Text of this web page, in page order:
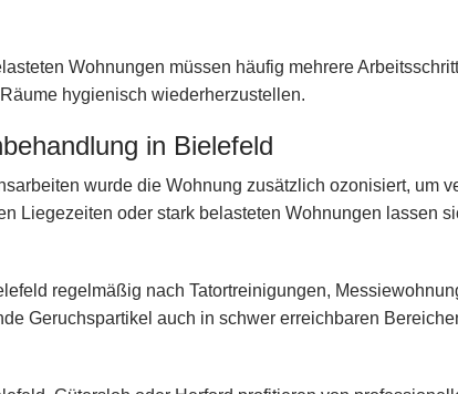
Wohnungen müssen häufig mehrere
hygienisch wiederherzustellen.
in Bielefeld
wurde die Wohnung zusätzlich ozonisiert, um
Liegezeiten oder stark belasteten Wohnungen lassen
regelmäßig nach Tatortreinigungen,
Geruchspartikel auch in schwer erreichbaren